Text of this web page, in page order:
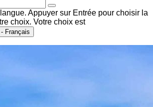
Appuyer sur Entrée pour choisir la
choix. Votre choix est
Français